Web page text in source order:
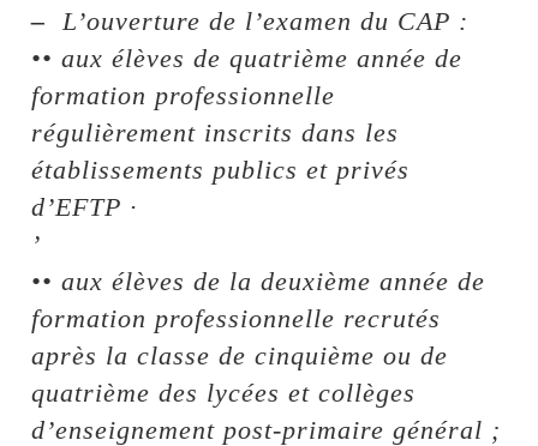
– L’ouverture de l’examen du CAP :
•• aux élèves de quatrième année de
formation professionnelle
régulièrement inscrits dans les
établissements publics et privés
d’EFTP ·
’
•• aux élèves de la deuxième année de
formation professionnelle recrutés
après la classe de cinquième ou de
quatrième des lycées et collèges
d’enseignement post-primaire général ;